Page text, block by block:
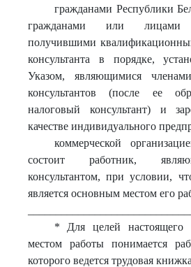
гражданами Республики
гражданами или лицами
получившими
консультанта в порядке,
Указом, являющимися
консультантов (после ее
налоговый консультант) и
качестве индивидуального
коммерческой
состоит работник,
консультантом, при условии,
является основным местом его
* Для целей настоящего
местом работы понимается
которого ведется трудовая